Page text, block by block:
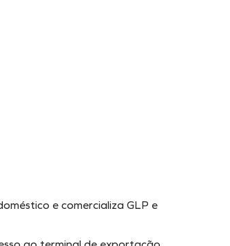
e comercializa GLP e